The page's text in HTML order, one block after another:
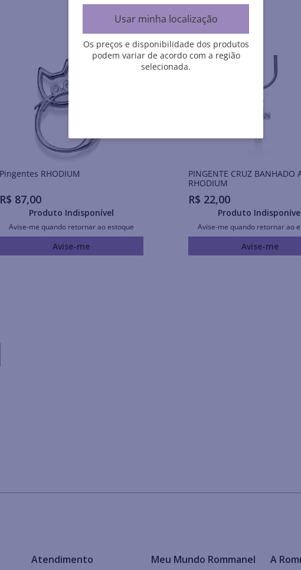
Pingentes RHODIUM
R$ 87,00
Produto Indisponível
Avise-me quando retornar ao estoque
Avise-me
PINGENTE CRUZ BANHADO
RHODIUM
R$ 22,00
Produto
Avise-me quando retornar ao
Avise-me
Atendimento Meu Mundo Rommanel A
Usar minha localização
Os preços e disponibilidade dos produtos
podem variar de acordo com a região
selecionada.